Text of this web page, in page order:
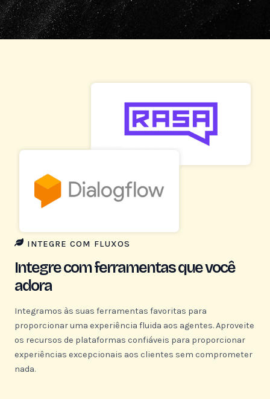
INTEGRE COM FLUXOS
Integre com ferramentas que você
adora
Integramos às suas ferramentas favoritas para
proporcionar uma experiência fluida aos agentes. Aproveite
os recursos de plataformas confiáveis para proporcionar
experiências excepcionais aos clientes sem comprometer
nada.